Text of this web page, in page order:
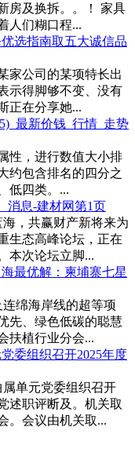
房及换拆。。！ 家具
人们糊口程...
选指南取五大诚信品
家公司的某项特长出
示得脚够不变、没有
正在分享她...
最新价钱_行情_走势
性，进行数值大小排
约包含排名的四分之
低四类。...
消息-建材网第1页
，共赢财产新将来为
生态高峰论坛，正在
本次论坛立脚...
最优解：柬埔寨七星
绵海岸线的超等项
先、绿色低碳的聪慧
扶植行业分会...
委组织召开2025年度
单元党委组织召开
述职评断及。机关取
。会议由机关取...